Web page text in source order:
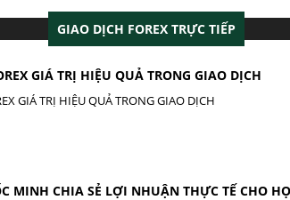
GIAO DỊCH FOREX TRỰC TIẾP
GIÁ TRỊ HIỆU QUẢ TRONG GIAO DỊCH
GIÁ TRỊ HIỆU QUẢ TRONG GIAO DỊCH
MINH CHIA SẺ LỢI NHUẬN THỰC TẾ CHO